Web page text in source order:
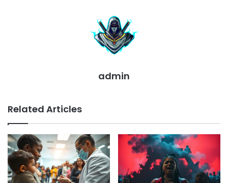
admin
Related Articles